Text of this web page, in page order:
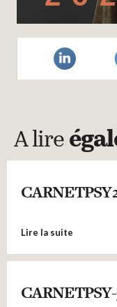
A lire
Lire la suite